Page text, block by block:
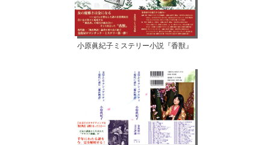
小原眞紀子ミステリー小説『香獣』